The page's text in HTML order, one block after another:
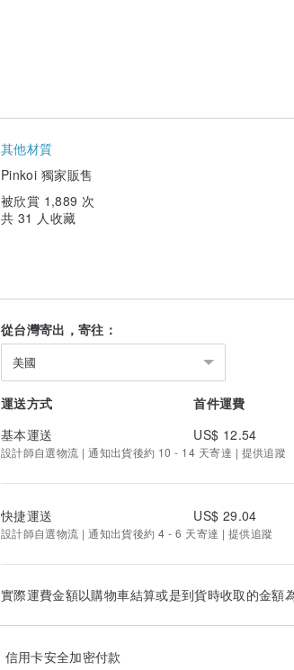
其他材質
Pinkoi 獨家販售
被欣賞 1,889 次
共 31 人收藏
從台灣寄出，寄往：
美國
運送方式 首件運費
基本運送
US$ 12.54
設計師自選物流 | 通知出貨後約 10 - 14 天寄達 | 提供追蹤
快捷運送 US$ 29.04
設計師自選物流 | 通知出貨後約 4 - 6 天寄達 | 提供追蹤
實際運費金額以購物車結算或是到貨時收取的金額為
信用卡安全加密付款